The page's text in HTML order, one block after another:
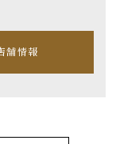
舗情報